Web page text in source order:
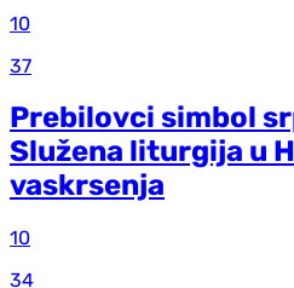
10
37
Prebilovci simbol
Služena liturgija u
vaskrsenja
10
34